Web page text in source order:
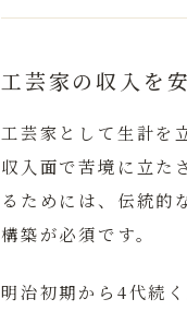
工芸家の収入を
工芸家として生計を
収入面で苦境に立た
るためには、伝統的
構築が必須です。
明治初期から4代続